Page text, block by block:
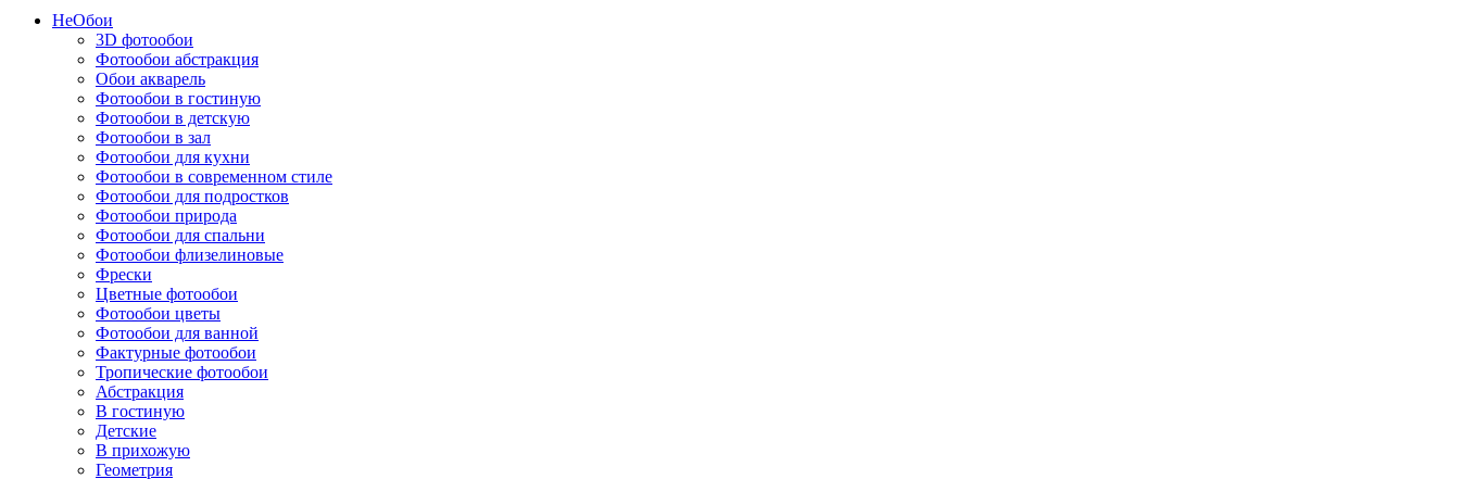
НеОбои
3D фотообои
Фотообои абстракция
Обои акварель
Фотообои в гостиную
Фотообои в детскую
Фотообои в зал
Фотообои для кухни
Фотообои в современном стиле
Фотообои для подростков
Фотообои природа
Фотообои для спальни
Фотообои флизелиновые
Фрески
Цветные фотообои
Фотообои цветы
Фотообои для ванной
Фактурные фотообои
Тропические фотообои
Абстракция
В гостиную
Детские
В прихожую
Геометрия